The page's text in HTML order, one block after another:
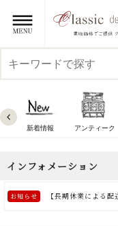
新着情報 アンティーク